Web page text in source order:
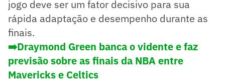
jogo deve ser um fator decisivo para sua
rápida adaptação e desempenho durante as
finais.
➡️Draymond Green banca o vidente e faz
previsão sobre as finais da NBA entre
Mavericks e Celtics